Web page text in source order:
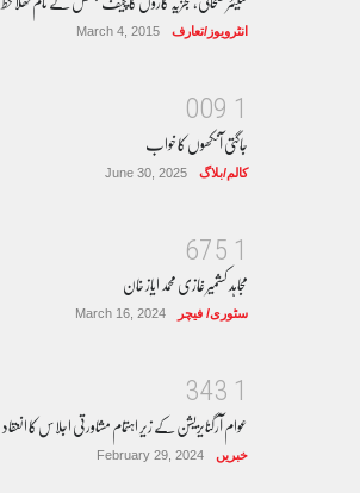
انٹرویوز/تعارف March 4, 2015
1
9
0
0
جاگتی آنکھوں کا خواب
کالم/بلاگ June 30, 2025
1
5
7
6
مجاہد کشمیر غازی محمد ایاز خان
سٹوری/ فیچر March 16, 2024
1
3
4
3
عوام آرگنایزیشن کے زیر اہتمام مشاورتی اجلاس کا انعقاد
خبریں February 29, 2024